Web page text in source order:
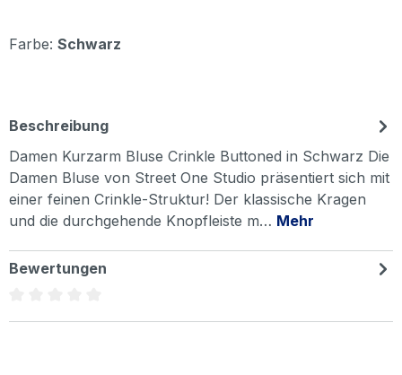
Farbe: Schwarz
Beschreibung
Damen Kurzarm Bluse Crinkle Buttoned in Schwarz Die
Damen Bluse von Street One Studio präsentiert sich mit
einer feinen Crinkle-Struktur! Der klassische Kragen
und die durchgehende Knopfleiste m… Mehr
Bewertungen